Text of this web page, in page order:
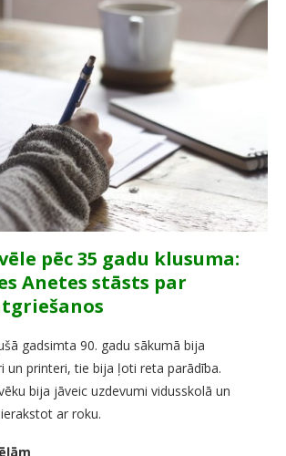
pēc 35 gadu klusuma:
Anetes stāsts par
gadsimta 90. gadu sākumā bija
un printeri, tie bija ļoti reta parādība.
bija jāveic uzdevumi vidusskolā un
ar roku.